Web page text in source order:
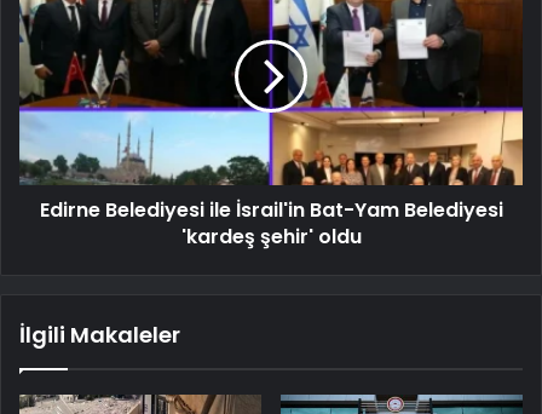
Edirne Belediyesi ile İsrail'in Bat-Yam Belediyesi
'kardeş şehir' oldu
İlgili Makaleler